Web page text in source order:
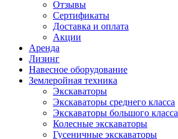
Отзывы
Сертификаты
Доставка и оплата
Акции
Аренда
Лизинг
Навесное оборудование
Землеройная техника
Экскаваторы
Экскаваторы среднего класса
Экскаваторы большого класса
Колесные экскаваторы
Гусеничные экскаваторы